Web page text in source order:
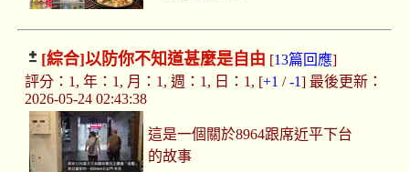
[綜合]以防你不知道甚麼是自由 [13篇回應]
評分：1, 年：1, 月：1, 週：1, 日：1, [+1 /-1] 最後更新：
2026-05-24 02:43:38
這是一個關於8964跟席近平下台
的故事